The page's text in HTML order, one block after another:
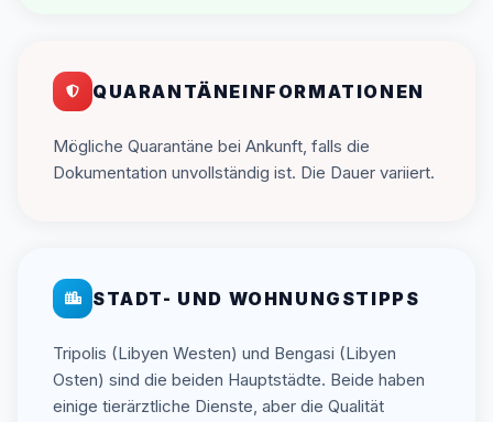
QUARANTÄNEINFORMATIONEN
Mögliche Quarantäne bei Ankunft, falls die
Dokumentation unvollständig ist. Die Dauer variiert.
STADT- UND WOHNUNGSTIPPS
Tripolis (Libyen Westen) und Bengasi (Libyen
Osten) sind die beiden Hauptstädte. Beide haben
einige tierärztliche Dienste, aber die Qualität